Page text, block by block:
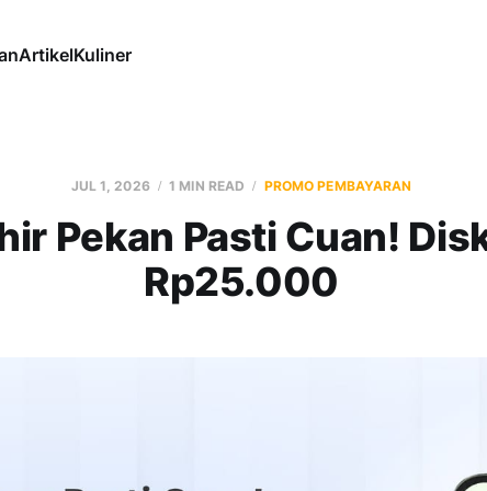
ArtikelKuliner
JUL 1, 2026 1 MIN READ PROMO PEMBAYARAN
Pekan Pasti Cuan!
Rp25.000